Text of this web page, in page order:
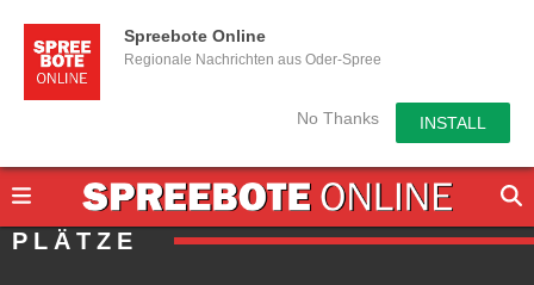
Spreebote Online
Regionale Nachrichten aus Oder-Spree
No Thanks INSTALL
PLÄTZE